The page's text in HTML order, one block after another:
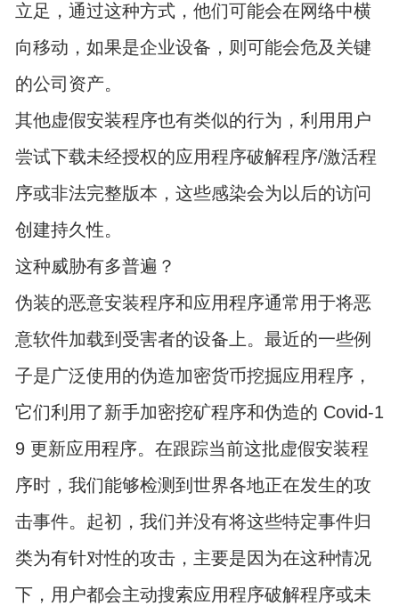
立足，通过这种方式，他们可能会在网络中横
向移动，如果是企业设备，则可能会危及关键
的公司资产。
其他虚假安装程序也有类似的行为，利用用户
尝试下载未经授权的应用程序破解程序/激活程
序或非法完整版本，这些感染会为以后的访问
创建持久性。
这种威胁有多普遍？
伪装的恶意安装程序和应用程序通常用于将恶
意软件加载到受害者的设备上。最近的一些例
子是广泛使用的伪造加密货币挖掘应用程序，
它们利用了新手加密挖矿程序和伪造的 Covid-1
9 更新应用程序。在跟踪当前这批虚假安装程
序时，我们能够检测到世界各地正在发生的攻
击事件。起初，我们并没有将这些特定事件归
类为有针对性的攻击，主要是因为在这种情况
下，用户都会主动搜索应用程序破解程序或未